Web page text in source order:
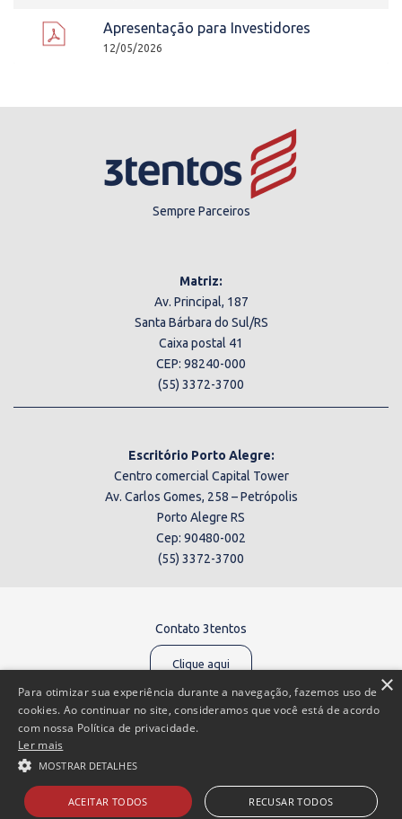
Apresentação para Investidores
12/05/2026
Sempre Parceiros
Matriz:
Av. Principal, 187
Santa Bárbara do Sul/RS
Caixa postal 41
CEP: 98240-000
(55) 3372-3700
Escritório Porto Alegre:
Centro comercial Capital Tower
Av. Carlos Gomes, 258 – Petrópolis
Porto Alegre RS
Cep: 90480-002
(55) 3372-3700
Contato 3tentos
Clique aqui
Clique aqui
×
Para otimizar sua experiência durante a navegação, fazemos uso de
cookies. Ao continuar no site, consideramos que você está de acordo
com nossa Política de privacidade.
Ler mais
MOSTRAR DETALHES
ACEITAR TODOS RECUSAR TODOS